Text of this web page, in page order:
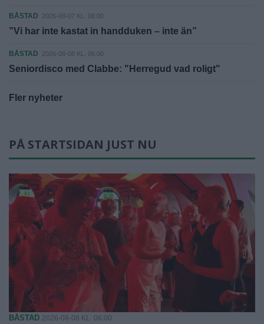
BÅSTAD 2026-08-07 KL. 06:00
”Vi har inte kastat in handduken – inte än”
BÅSTAD 2026-08-08 KL. 06:00
Seniordisco med Clabbe: "Herregud vad roligt"
Fler nyheter
PÅ STARTSIDAN JUST NU
BÅSTAD 2026-08-08 KL. 06:00